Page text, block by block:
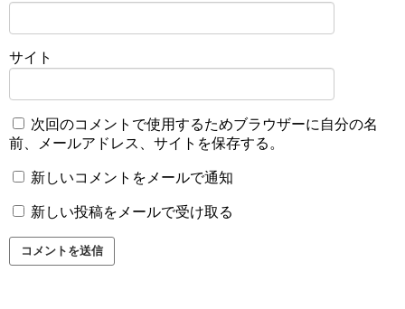
サイト
次回のコメントで使用するためブラウザーに自分の名
前、メールアドレス、サイトを保存する。
新しいコメントをメールで通知
新しい投稿をメールで受け取る